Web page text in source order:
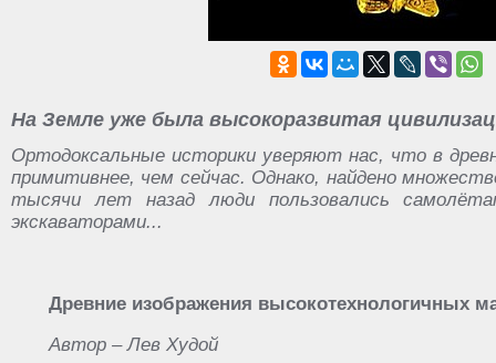
На Земле уже была высокоразвитая
Ортодоксальные историки уверяют нас, что в
примитивнее, чем сейчас. Однако, найдено
тысячи лет назад люди пользовались
экскаваторами...
Древние изображения высокотехнологичных
Автор – Лев Худой